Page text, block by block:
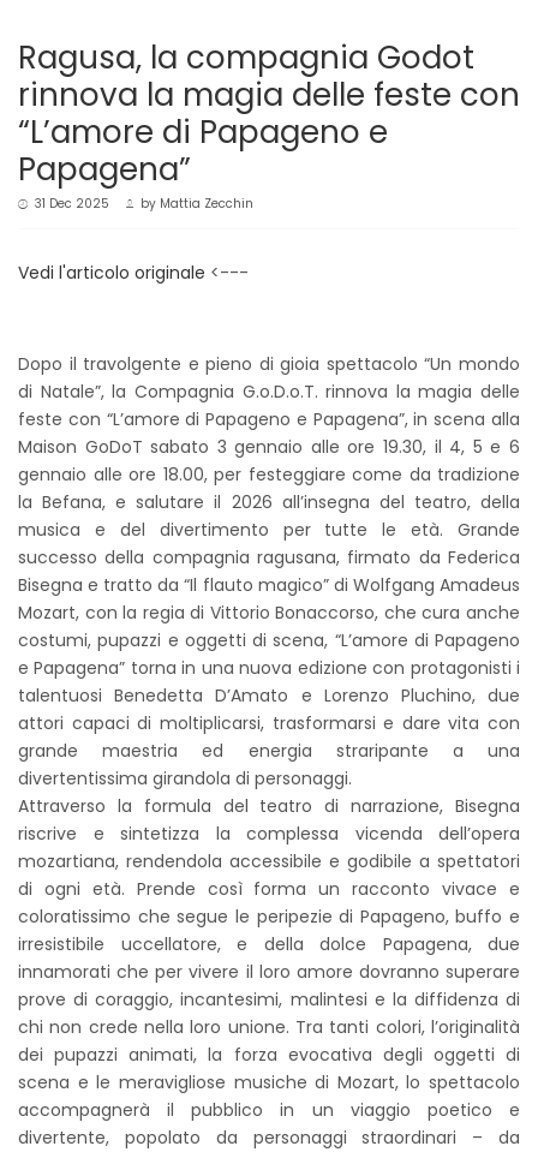
Ragusa, la compagnia Godot
rinnova la magia delle feste con
“L’amore di Papageno e
Papagena”
31 Dec 2025 by Mattia Zecchin
Vedi l'articolo originale <---
Dopo il travolgente e pieno di gioia spettacolo “Un mondo
di Natale”, la Compagnia G.o.D.o.T. rinnova la magia delle
feste con “L’amore di Papageno e Papagena”, in scena alla
Maison GoDoT sabato 3 gennaio alle ore 19.30, il 4, 5 e 6
gennaio alle ore 18.00, per festeggiare come da tradizione
la Befana, e salutare il 2026 all’insegna del teatro, della
musica e del divertimento per tutte le età. Grande
successo della compagnia ragusana, firmato da Federica
Bisegna e tratto da “Il flauto magico” di Wolfgang Amadeus
Mozart, con la regia di Vittorio Bonaccorso, che cura anche
costumi, pupazzi e oggetti di scena, “L’amore di Papageno
e Papagena” torna in una nuova edizione con protagonisti i
talentuosi Benedetta D’Amato e Lorenzo Pluchino, due
attori capaci di moltiplicarsi, trasformarsi e dare vita con
grande maestria ed energia straripante a una
divertentissima girandola di personaggi.
Attraverso la formula del teatro di narrazione, Bisegna
riscrive e sintetizza la complessa vicenda dell’opera
mozartiana, rendendola accessibile e godibile a spettatori
di ogni età. Prende così forma un racconto vivace e
coloratissimo che segue le peripezie di Papageno, buffo e
irresistibile uccellatore, e della dolce Papagena, due
innamorati che per vivere il loro amore dovranno superare
prove di coraggio, incantesimi, malintesi e la diffidenza di
chi non crede nella loro unione. Tra tanti colori, l’originalità
dei pupazzi animati, la forza evocativa degli oggetti di
scena e le meravigliose musiche di Mozart, lo spettacolo
accompagnerà il pubblico in un viaggio poetico e
divertente, popolato da personaggi straordinari – da